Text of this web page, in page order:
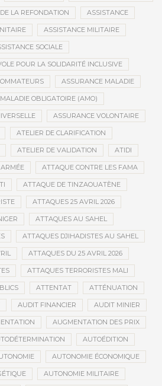
LA REFONDATION ASSISTANCE
ASSISTANCE MILITAIRE
SOCIALE
POUR LA SOLIDARITÉ INCLUSIVE
ASSURANCE MALADIE
OBLIGATOIRE (AMO)
ASSURANCE VOLONTAIRE
ATELIER DE CLARIFICATION
ATELIER DE VALIDATION ATIDI
ATTAQUE CONTRE LES FAMA
ATTAQUE DE TINZAOUATÈNE
ATTAQUES 25 AVRIL 2026
ATTAQUES AU SAHEL
ATTAQUES DJIHADISTES AU SAHEL
ATTAQUES DU 25 AVRIL 2026
ATTAQUES TERRORISTES MALI
ATTENTAT ATTÉNUATION
AUDIT FINANCIER AUDIT MINIER
AUGMENTATION DES PRIX
AUTOÉDITION
AUTONOMIE ÉCONOMIQUE
AUTONOMIE MILITAIRE